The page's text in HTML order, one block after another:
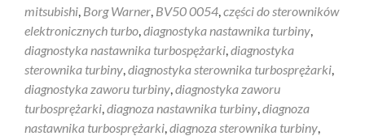
mitsubishi, Borg Warner, BV50 0054,części do sterowników
elektronicznych turbo,diagnostyka nastawnika turbiny,
diagnostyka nastawnika turbospężarki,diagnostyka
sterownika turbiny,diagnostyka sterownika turbosprężarki,
diagnostyka zaworu turbiny,diagnostyka zaworu
turbosprężarki,diagnoza nastawnika turbiny,diagnoza
nastawnika turbosprężarki,diagnoza sterownika turbiny,